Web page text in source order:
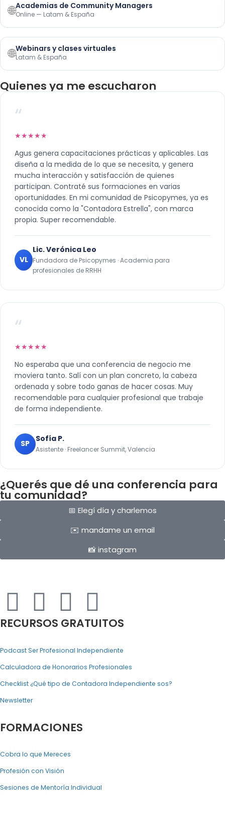
🌐Academias de Community Managers
Online — Latam & España
🌐Webinars y clases virtuales
Latam & España
Quienes ya me escucharon
“
★★★★★
Agus genera capacitaciones prácticas y aplicables. Las
diseña a la medida de lo que se necesita, y genera
mucha interacción y satisfacción de quienes
participan. Contraté sus formaciones en varias
oportunidades. En mi comunidad de Psicopymes, ya es
conocida como la "Contadora Estrella", con marca
propia. Super recomendable.
VL
Lic. Verónica Leo
Fundadora de Psicopymes · Academia para
profesionales de RRHH
“
★★★★★
No esperaba que una conferencia de negocio me
moviera tanto. Salí con un plan concreto, la cabeza
ordenada y sobre todo ganas de hacer cosas. Muy
recomendable para cualquier profesional que trabaje
de forma independiente.
SP Sofía P.
Asistente · Freelancer Summit, Valencia
¿Querés que dé una conferencia para
tu comunidad?
📅 Elegí día y charlemos
✉️ mandame un email
📸 instagram
RECURSOS GRATUITOS
Podcast Ser Profesional Independiente
Calculadora de Honorarios Profesionales
Checklist ¿Qué tipo de Contadora Independiente sos?
Newsletter
FORMACIONES
Cobra lo que Mereces
Profesión con Visión
Sesiones de Mentoría Individual